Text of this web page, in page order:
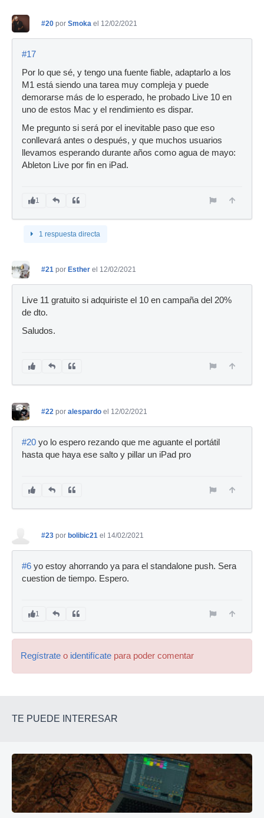
#20 por Smoka el 12/02/2021
#17
Por lo que sé, y tengo una fuente fiable, adaptarlo a los
M1 está siendo una tarea muy compleja y puede
demorarse más de lo esperado, he probado Live 10 en
uno de estos Mac y el rendimiento es dispar.
Me pregunto si será por el inevitable paso que eso
conllevará antes o después, y que muchos usuarios
llevamos esperando durante años como agua de mayo:
Ableton Live por fin en iPad.
1
1 respuesta directa
#21 por Esther el 12/02/2021
Live 11 gratuito si adquiriste el 10 en campaña del 20%
de dto.
Saludos.
#22 por alespardo el 12/02/2021
#20 yo lo espero rezando que me aguante el portátil
hasta que haya ese salto y pillar un iPad pro
#23 por bolibic21 el 14/02/2021
#6 yo estoy ahorrando ya para el standalone push. Sera
cuestion de tiempo. Espero.
1
Regístrate o identifícate para poder comentar
TE PUEDE INTERESAR